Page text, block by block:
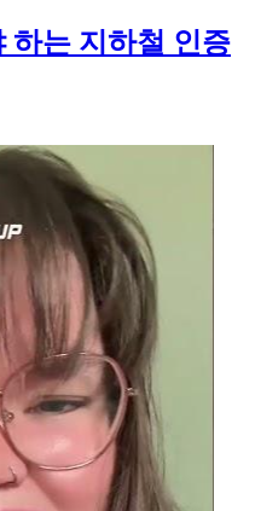
하는 지하철 인증